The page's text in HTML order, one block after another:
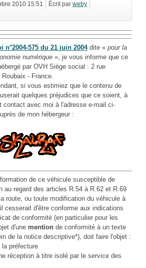
2010 15:51 Écrit par weby
n°2004-575 du 21 juin 2004dite « pour la
numérique », je vous informe que ce
par OVH Siège social : 2 rue
- France.
si vous estimiez que le contenu de
quelques préjudices que ce soient, à
contact avec moi à l'adresse e-mail ci-
de mon hébergeur :
de ce véhicule susceptible de
au regard des articles R.54 à R.62 et R.69
route, ou toute modification du véhicule à
cesserait d'être conforme aux indications
de conformité (en particulier pour les
d'une mention de conformité à un texte
de la notice descriptive*), doit faire l'objet :
la préfecture
réception à titre isolé par le service des